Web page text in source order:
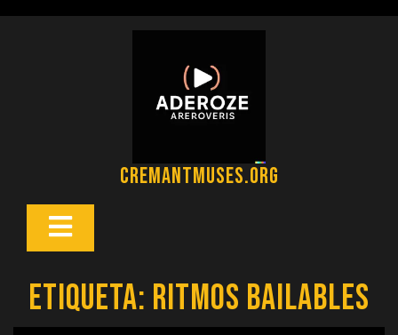
cremantmuses.org
Botón
Etiqueta: ritmos bailables